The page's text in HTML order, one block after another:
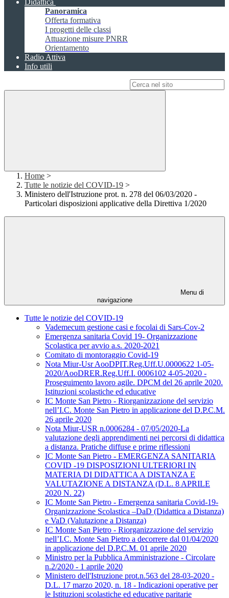
Didattica
Panoramica
Offerta formativa
I progetti delle classi
Attuazione misure PNRR
Orientamento
Radio Attiva
Info utili
Home >
Tutte le notizie del COVID-19 >
Ministero dell'Istruzione prot. n. 278 del 06/03/2020 -
Particolari disposizioni applicative della Direttiva 1/2020
Menu di
navigazione
Tutte le notizie del COVID-19
Vademecum gestione casi e focolai di Sars-Cov-2
Emergenza sanitaria Covid 19- Organizzazione
Scolastica per avvio a.s. 2020-2021
Comitato di montoraggio Covid-19
Nota Miur-Usr AooDPIT.Reg.Uff.U.0000622 1-05-
2020/AooDRER.Reg.Uff.I. 0006102 4-05-2020 -
Proseguimento lavoro agile. DPCM del 26 aprile 2020.
Istituzioni scolastiche ed educative
IC Monte San Pietro - Riorganizzazione del servizio
nell’I.C. Monte San Pietro in applicazione del D.P.C.M.
26 aprile 2020
Nota Miur-USR n.0006284 - 07/05/2020-La
valutazione degli apprendimenti nei percorsi di didattica
a distanza. Pratiche diffuse e prime riflessioni
IC Monte San Pietro - EMERGENZA SANITARIA
COVID -19 DISPOSIZIONI ULTERIORI IN
MATERIA DI DIDATTICA A DISTANZA E
VALUTAZIONE A DISTANZA (D.L. 8 APRILE
2020 N. 22)
IC Monte San Pietro - Emergenza sanitaria Covid-19-
Organizzazione Scolastica –DaD (Didattica a Distanza)
e VaD (Valutazione a Distanza)
IC Monte San Pietro - Riorganizzazione del servizio
nell’I.C. Monte San Pietro a decorrere dal 01/04/2020
in applicazione del D.P.C.M. 01 aprile 2020
Ministro per la Pubblica Amministrazione - Circolare
n.2/2020 - 1 aprile 2020
Ministero dell'Istruzione prot.n.563 del 28-03-2020 -
D.L. 17 marzo 2020, n. 18 - Indicazioni operative per
le Istituzioni scolastiche ed educative paritarie